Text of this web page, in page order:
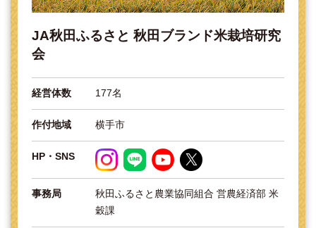
JA秋田ふるさと 秋田ブランド米栽培研究
会
経営体数 177名
作付地域 横手市
HP・SNS
事務局
秋田ふるさと農業協同組合 営農経済部 米
穀課